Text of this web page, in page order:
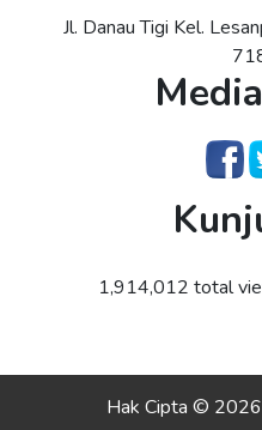
Jl. Danau Tigi Kel.
1,914,012 total
Hak Cipta ©